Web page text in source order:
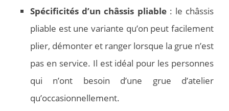
Spécificités d’un châssis pliable: le châssis
pliable est une variante qu’on peut facilement
plier, démonter et ranger lorsque la grue n’est
pas en service. Il est idéal pour les personnes
qui n’ont besoin d’une grue d’atelier
qu’occasionnellement.